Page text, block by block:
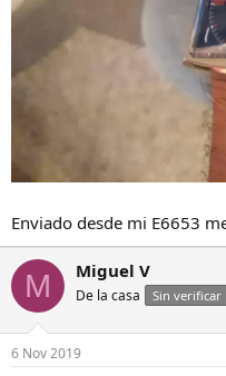
Enviado desde mi E6653
M Miguel V
De la casa Sin verificar
6 Nov 2019